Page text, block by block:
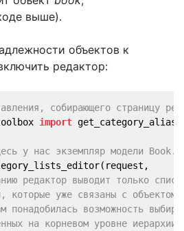
выше).
объектов к
редактор:
собирающего страницу
import
у нас экземпляр модели Book.
редактор выводит только
которые уже связаны с
понадобилась возможность
на корневом уровне